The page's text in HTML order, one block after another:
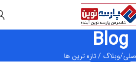
Blog
وبلاگ / تازه ترین ها